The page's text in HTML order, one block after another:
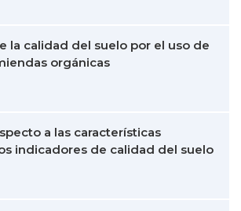
la calidad del suelo por el uso de
orgánicas
a las características
indicadores de calidad del suelo